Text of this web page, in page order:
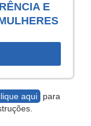
E
aqui
para